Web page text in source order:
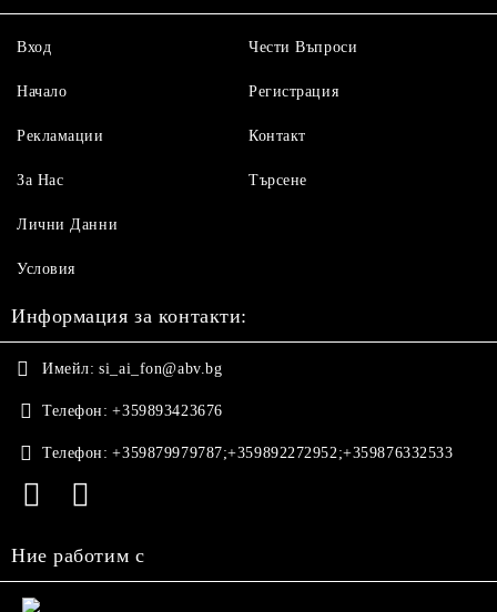
Вход
Начало
Рекламации
За Нас
Чести Въпроси
Регистрация
Контакт
Търсене
Лични Данни
Условия
Информация за контакти:
Имейл: si_ai_fon@abv.bg
Телефон: +359893423676
Телефон: +359879979787;+359892272952;+359876332533
Ние работим с